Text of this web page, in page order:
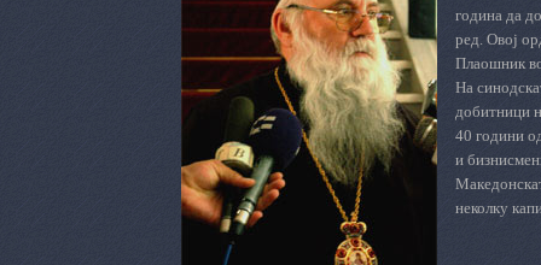
година да
ред. Овој
Плаошник
На синодска
добитници
40 години
и
М
неколку